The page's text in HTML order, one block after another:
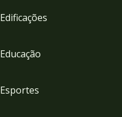
Edificações
Educação
Esportes